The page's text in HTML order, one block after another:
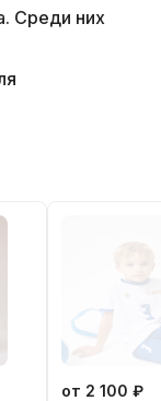
Среди них
от 2 100 ₽